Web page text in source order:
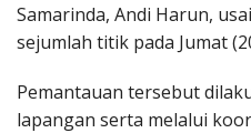
Samarinda, Andi Harun,
sejumlah titik pada Jumat
Pemantauan tersebut
lapangan serta melalui